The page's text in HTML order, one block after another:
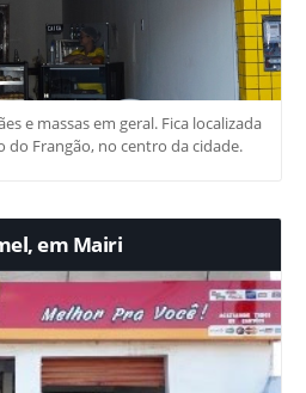
e massas em geral. Fica localizada
do Frangão, no centro da cidade.
em Mairi